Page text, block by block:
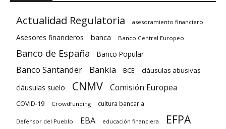
Actualidad Regulatoria asesoramiento financiero
Asesores financieros banca Banco Central Europeo
Banco de España Banco Popular
Banco Santander Bankia BCE cláusulas abusivas
cláusulas suelo CNMV Comisión Europea
COVID-19 Crowdfunding cultura bancaria
Defensor del Pueblo EBA educación financiera EFPA